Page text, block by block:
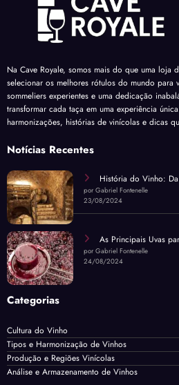
Na Cave Royale, somos mais do que uma loja
selecionar os melhores rótulos do mundo para
sommeliers experientes e uma dedicação
transformar cada taça em uma experiência
harmonizações, histórias de vinícolas e dicas
Notícias Recentes
História do Vinho:
por Gabriel Fontenelle
23/08/2024
As Principais Uvas
por Gabriel Fontenelle
24/08/2024
Categorias
Cultura do Vinho
Tipos e Harmonização de Vinhos
Produção e Regiões Vinícolas
Análise e Armazenamento de Vinhos